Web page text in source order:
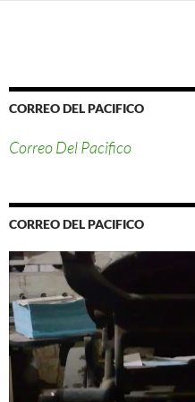
CORREO DEL PACIFICO
Correo Del Pacifico
CORREO DEL PACIFICO